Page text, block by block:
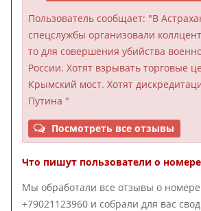
Пользователь сообщает: "В
спецслужбы организовали
то для совершения убийства
России. Хотят взрывать торговые
Крымский мост. Хотят
Путина "
Посмотреть все отзывы
Что пишут пользователи о номере
Мы обработали все отзывы о
+79021123960 и собрали для вас